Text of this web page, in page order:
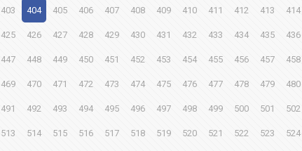
403 404 405 406 407 408 409 410 411 412 413 414
425 426 427 428 429 430 431 432 433 434 435 436
447 448 449 450 451 452 453 454 455 456 457 458
469 470 471 472 473 474 475 476 477 478 479 480
491 492 493 494 495 496 497 498 499 500 501 502
513 514 515 516 517 518 519 520 521 522 523 524